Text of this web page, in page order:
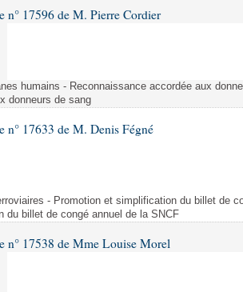
n° 17596 de M. Pierre Cordier
humains - Reconnaissance accordée aux
donneurs de sang
n° 17633 de M. Denis Fégné
- Promotion et simplification du billet de
du billet de congé annuel de la SNCF
n° 17538 de Mme Louise Morel